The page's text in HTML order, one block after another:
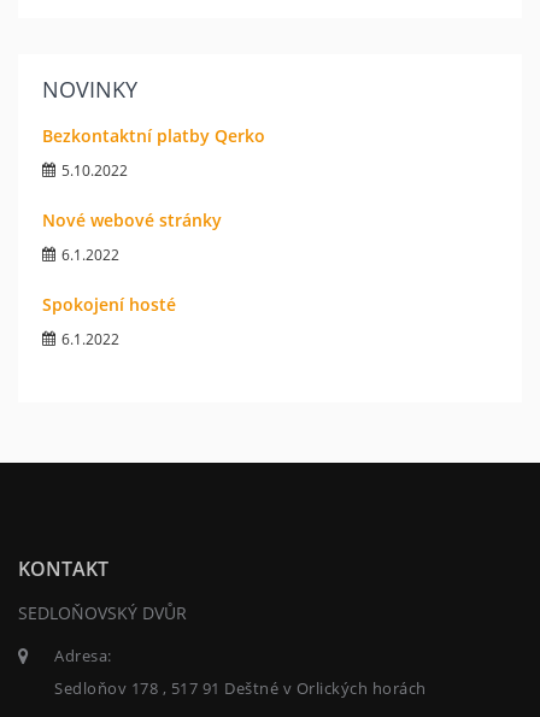
NOVINKY
Bezkontaktní platby Qerko
5.10.2022
Nové webové stránky
6.1.2022
Spokojení hosté
6.1.2022
KONTAKT
SEDLOŇOVSKÝ DVŮR
Adresa:
Sedloňov 178 , 517 91 Deštné v Orlických horách